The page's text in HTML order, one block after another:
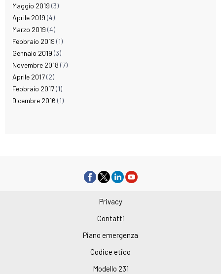
Maggio 2019 (3)
Aprile 2019 (4)
Marzo 2019 (4)
Febbraio 2019 (1)
Gennaio 2019 (3)
Novembre 2018 (7)
Aprile 2017(2)
Febbraio 2017(1)
Dicembre 2016 (1)
Privacy
Contatti
Piano emergenza
Codice etico
Modello 231